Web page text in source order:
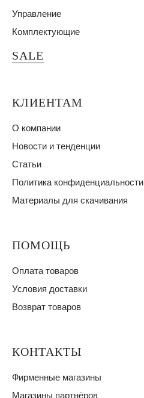
Управление
Комплектующие
SALE
КЛИЕНТАМ
О компании
Новости и тенденции
Статьи
Политика конфиденциальности
Материалы для скачивания
ПОМОЩЬ
Оплата товаров
Условия доставки
Возврат товаров
КОНТАКТЫ
Фирменные магазины
Магазины партнёров